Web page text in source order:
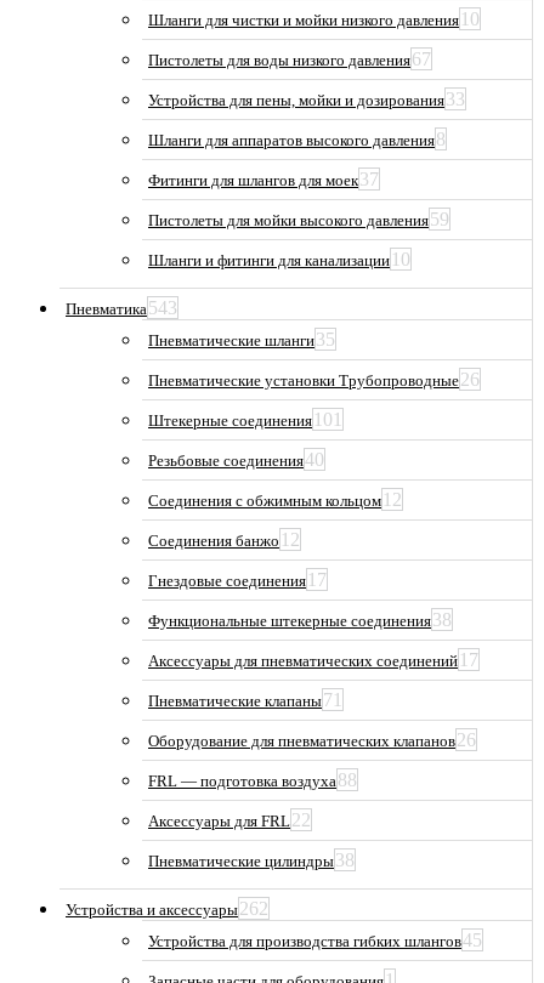
Шланги для чистки и мойки низкого давления 10
Пистолеты для воды низкого давления67
Устройства для пены, мойки и дозирования33
Шланги для аппаратов высокого давления8
Фитинги для шлангов для моек37
Пистолеты для мойки высокого давления59
Шланги и фитинги для канализации 10
Пневматика543
Пневматические шланги35
Пневматические установки Трубопроводные26
Штекерные соединения 101
Резьбовые соединения40
Соединения с обжимным кольцом 12
Соединения банжо 12
Гнездовые соединения 17
Функциональные штекерные соединения38
Аксессуары для пневматических соединений 17
Пневматические клапаны71
Оборудование для пневматических клапанов26
FRL — подготовка воздуха88
Аксессуары для FRL22
Пневматические цилиндры38
Устройства и аксессуары262
Устройства для производства гибких шлангов45